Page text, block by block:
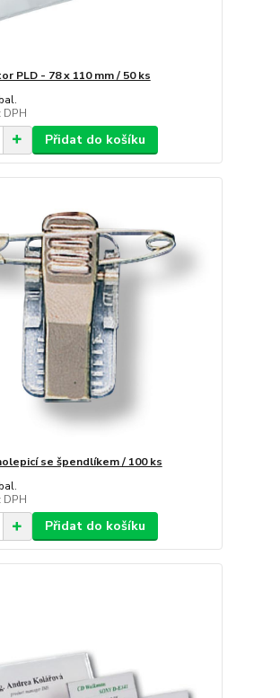
PLD - 78 x 110 mm / 50 ks
DPH
Přidat do košíku
se špendlíkem / 100 ks
DPH
Přidat do košíku